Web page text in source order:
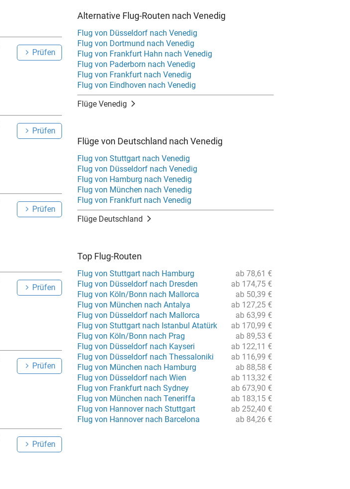
Prüfen
Prüfen
Prüfen
Prüfen
Prüfen
Prüfen
Alternative Flug-Routen nach Venedig
Flug von Düsseldorf nach Venedig
Flug von Dortmund nach Venedig
Flug von Frankfurt Hahn nach Venedig
Flug von Paderborn nach Venedig
Flug von Frankfurt nach Venedig
Flug von Eindhoven nach Venedig
Flüge Venedig
Flüge von Deutschland nach Venedig
Flug von Stuttgart nach Venedig
Flug von Düsseldorf nach Venedig
Flug von Hamburg nach Venedig
Flug von München nach Venedig
Flug von Frankfurt nach Venedig
Flüge Deutschland
Top Flug-Routen
ab 78,61 €
Flug von Stuttgart nach Hamburg
ab 174,75 €
Flug von Düsseldorf nach Dresden
ab 50,39 €
Flug von Köln/Bonn nach Mallorca
ab 127,25 €
Flug von München nach Antalya
ab 63,99 €
Flug von Düsseldorf nach Mallorca
ab 170,99 €
Flug von Stuttgart nach Istanbul Atatürk
ab 89,53 €
Flug von Köln/Bonn nach Prag
ab 122,11 €
Flug von Düsseldorf nach Kayseri
ab 116,99 €
Flug von Düsseldorf nach Thessaloniki
ab 88,58 €
Flug von München nach Hamburg
ab 113,32 €
Flug von Düsseldorf nach Wien
ab 673,90 €
Flug von Frankfurt nach Sydney
ab 183,15 €
Flug von München nach Teneriffa
ab 252,40 €
Flug von Hannover nach Stuttgart
ab 84,26 €
Flug von Hannover nach Barcelona